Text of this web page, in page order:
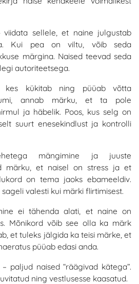
viidata sellele, et naine julgustab
Kui pea on viltu, võib seda
märgina. Naised teevad seda
autoriteetsega.
kes kükitab ning püüab võtta
annab märku, et ta pole
ja häbelik. Poos, kus selg on
suurt enesekindlust ja kontrolli
mängimine ja juuste
märku, et naisel on stress ja et
on tema jaoks ebameeldiv.
valesti kui märki flirtimisest.
ei tähenda alati, et naine on
Mõnikord võib see olla ka märk
et tuleks jälgida ka teisi märke, et
püüab edasi anda.
– paljud naised “räägivad kätega”.
ning vestlusesse kaasatud.